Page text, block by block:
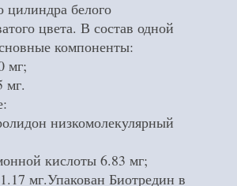
цилиндра белого
цвета. В состав одной
компоненты:
мг;
мг.
низкомолекулярный
кислоты 6.83 мг;
мг.Упакован Биотредин в